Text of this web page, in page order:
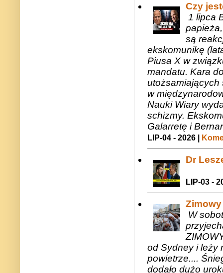
Czy
1 lipca
są
ekskomunikę
Piusa X w
mandatu. Kara
utożsamiających
w
Nauki Wiary
schizmy.
Galarretę i
LIP-04 - 2026 |
Dr
LIP-03 -
W
od Sydney i leży
powietrze....
dodało dużo